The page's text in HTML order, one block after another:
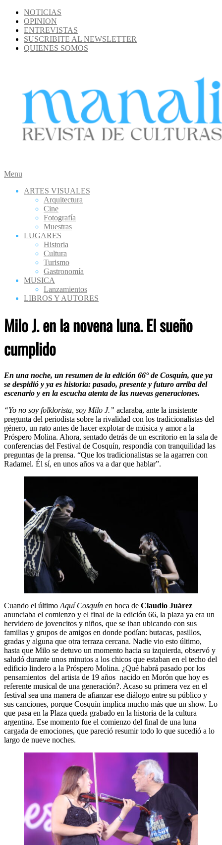
Skip
content
NOTICIAS
OPINION
ENTREVISTAS
SUSCRIBITE AL NEWSLETTER
QUIENES SOMOS
MANALI
Secondary
Menu
Menu
ARTES VISUALES
Arquitectura
Cine
Fotografía
Muestras
LUGARES
Historia
Cultura
Turismo
Gastronomía
MUSICA
Lanzamientos
LIBROS Y AUTORES
Milo J. en la novena luna. El sueño
cumplido
En una noche, un resumen de la edición 66° de Cosquín, que ya
se despidió y ya es historia: pasado, presente y futuro arriba del
escenario y en la escucha atenta de las nuevas generaciones.
“Yo no soy folklorista, soy Milo J.” aclaraba, ante la insistente
pregunta del periodista sobre la rivalidad con los tradicionalistas del
género, un rato antes de hacer explotar de música y amor a la
Próspero Molina. Ahora, sentado detrás de un escritorio en la sala de
conferencias del Festival de Cosquín, respondía con tranquilidad las
preguntas de la prensa. “Que los tradicionalistas se la agarren con
Radamel. Él sí, en unos años va a dar que hablar”.
Cuando el último Aquí Cosquín en boca de Claudio Juárez
anunciaba el comienzo y el final de la edición 66, la plaza ya era un
hervidero de jovencitos y niños, que se iban ubicando con sus
familias y grupos de amigos en donde podían: butacas, pasillos,
gradas y alguna que otra terraza cercana. Nadie vio esto último,
hasta que Milo se detuvo un momento hacia su izquierda, observó y
saludó durante unos minutos a los chicos que estaban en el techo del
edificio lindero a la Próspero Molina. ¿Qué habrá pasado por los
pensamientos del artista de 19 años nacido en Morón que hoy es
referente musical de una generación?. Acaso su primera vez en el
festival sea una manera de afianzar ese diálogo entre su público y
sus canciones, porque Cosquín implica mucho más que un show. Lo
que pasa en la Plaza queda grabado en la historia de la cultura
argentina. Ese momento fue el comienzo del final de una luna
cargada de emociones, que pareció resumir todo lo que sucedió a lo
largo de nueve noches.